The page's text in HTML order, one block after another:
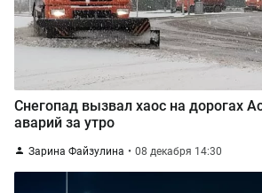
Снегопад вызвал хаос на дорогах
аварий за утро
Зарина Файзулина 08 декабря 14:30